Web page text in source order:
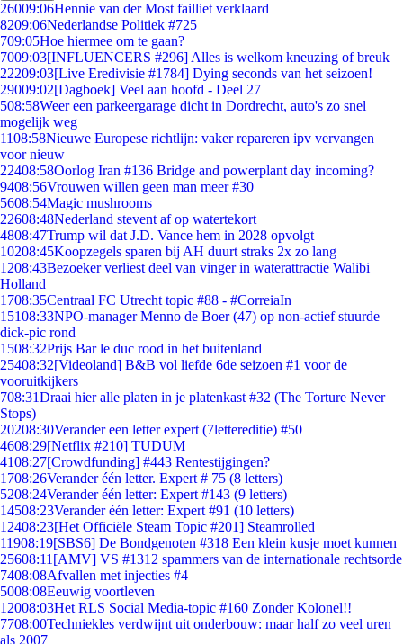
26009:06Hennie van der Most failliet verklaard
8209:06Nederlandse Politiek #725
709:05Hoe hiermee om te gaan?
7009:03[INFLUENCERS #296] Alles is welkom kneuzing of breuk
22209:03[Live Eredivisie #1784] Dying seconds van het seizoen!
29009:02[Dagboek] Veel aan hoofd - Deel 27
508:58Weer een parkeergarage dicht in Dordrecht, auto's zo snel
mogelijk weg
1108:58Nieuwe Europese richtlijn: vaker repareren ipv vervangen
voor nieuw
22408:58Oorlog Iran #136 Bridge and powerplant day incoming?
9408:56Vrouwen willen geen man meer #30
5608:54Magic mushrooms
22608:48Nederland stevent af op watertekort
4808:47Trump wil dat J.D. Vance hem in 2028 opvolgt
10208:45Koopzegels sparen bij AH duurt straks 2x zo lang
1208:43Bezoeker verliest deel van vinger in waterattractie Walibi
Holland
1708:35Centraal FC Utrecht topic #88 - #CorreiaIn
15108:33NPO-manager Menno de Boer (47) op non-actief stuurde
dick-pic rond
1508:32Prijs Bar le duc rood in het buitenland
25408:32[Videoland] B&B vol liefde 6de seizoen #1 voor de
vooruitkijkers
708:31Draai hier alle platen in je platenkast #32 (The Torture Never
Stops)
20208:30Verander een letter expert (7lettereditie) #50
4608:29[Netflix #210] TUDUM
4108:27[Crowdfunding] #443 Rentestijgingen?
1708:26Verander één letter. Expert # 75 (8 letters)
5208:24Verander één letter: Expert #143 (9 letters)
14508:23Verander één letter: Expert #91 (10 letters)
12408:23[Het Officiële Steam Topic #201] Steamrolled
11908:19[SBS6] De Bondgenoten #318 Een klein kusje moet kunnen
25608:11 [AMV] VS #1312 spammers van de internationale rechtsorde
7408:08Afvallen met injecties #4
5008:08Eeuwig voortleven
12008:03Het RLS Social Media-topic #160 Zonder Kolonel!!
7708:00Techniekles verdwijnt uit onderbouw: maar half zo veel uren
als 2007